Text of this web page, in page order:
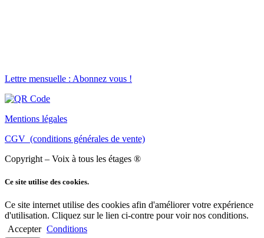
Lettre mensuelle : Abonnez vous !
Mentions légales
CGV (conditions générales de vente)
Copyright – Voix à tous les étages ®
Ce site utilise des cookies.
Ce site internet utilise des cookies afin d'améliorer votre expérience
d'utilisation. Cliquez sur le lien ci-contre pour voir nos conditions.
Accepter Conditions